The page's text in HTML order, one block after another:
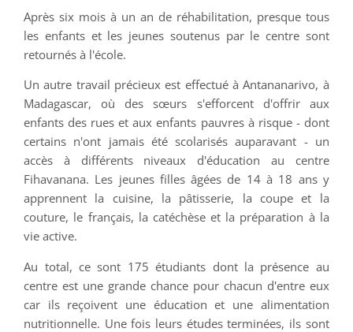
Après six mois à un an de réhabilitation, presque tous
les enfants et les jeunes soutenus par le centre sont
retournés à l'école.
Un autre travail précieux est effectué à Antananarivo, à
Madagascar, où des sœurs s'efforcent d'offrir aux
enfants des rues et aux enfants pauvres à risque - dont
certains n'ont jamais été scolarisés auparavant - un
accès à différents niveaux d'éducation au centre
Fihavanana. Les jeunes filles âgées de 14 à 18 ans y
apprennent la cuisine, la pâtisserie, la coupe et la
couture, le français, la catéchèse et la préparation à la
vie active.
Au total, ce sont 175 étudiants dont la présence au
centre est une grande chance pour chacun d'entre eux
car ils reçoivent une éducation et une alimentation
nutritionnelle. Une fois leurs études terminées, ils sont